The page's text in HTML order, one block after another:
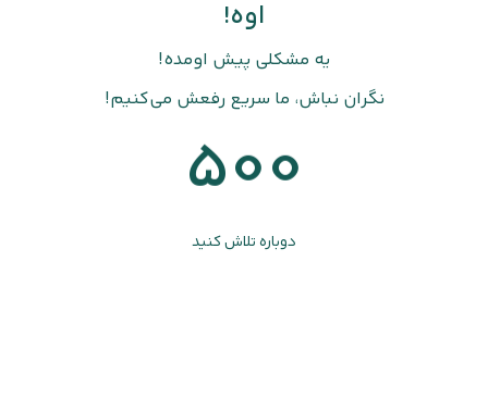
اوه!
یه مشکلی پیش اومده!
نگران نباش، ما سریع رفعش می‌کنیم!
500
دوباره تلاش کنید